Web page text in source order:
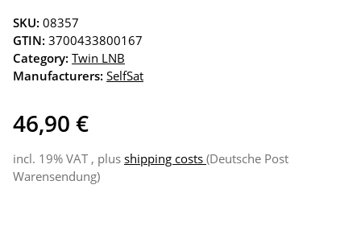
SKU: 08357
GTIN: 3700433800167
Category: Twin LNB
Manufacturers: SelfSat
46,90 €
incl. 19% VAT , plus shipping costs (Deutsche Post
Warensendung)